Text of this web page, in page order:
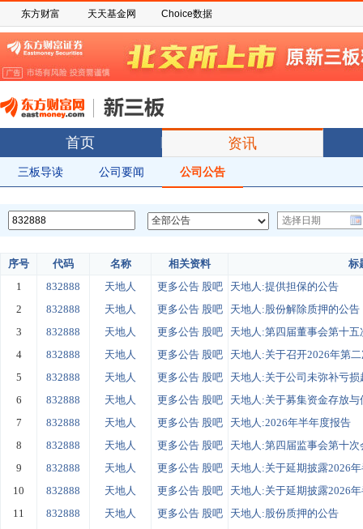
东方财富 天天基金网 Choice数据
首页 资讯
三板导读 公司要闻 公司公告
序号 代码 名称 相关资料
标
1
832888 天地人 更多公告 股吧
天地人:提供担保的公告
2
832888 天地人 更多公告 股吧
天地人:股份解除质押的公告
3
832888 天地人 更多公告 股吧
天地人:第四届董事会第十
4
832888 天地人 更多公告 股吧
天地人:关于召开2026年第
5
832888 天地人 更多公告 股吧
天地人:关于公司未弥补亏
6
832888 天地人 更多公告 股吧
天地人:关于募集资金存放
7
832888 天地人 更多公告 股吧
天地人:2026年半年度报告
8
832888 天地人 更多公告 股吧
天地人:第四届监事会第十
9
832888 天地人 更多公告 股吧
天地人:关于延期披露2026
10
832888 天地人 更多公告 股吧
天地人:关于延期披露2026
11
832888 天地人 更多公告 股吧
天地人:股份质押的公告